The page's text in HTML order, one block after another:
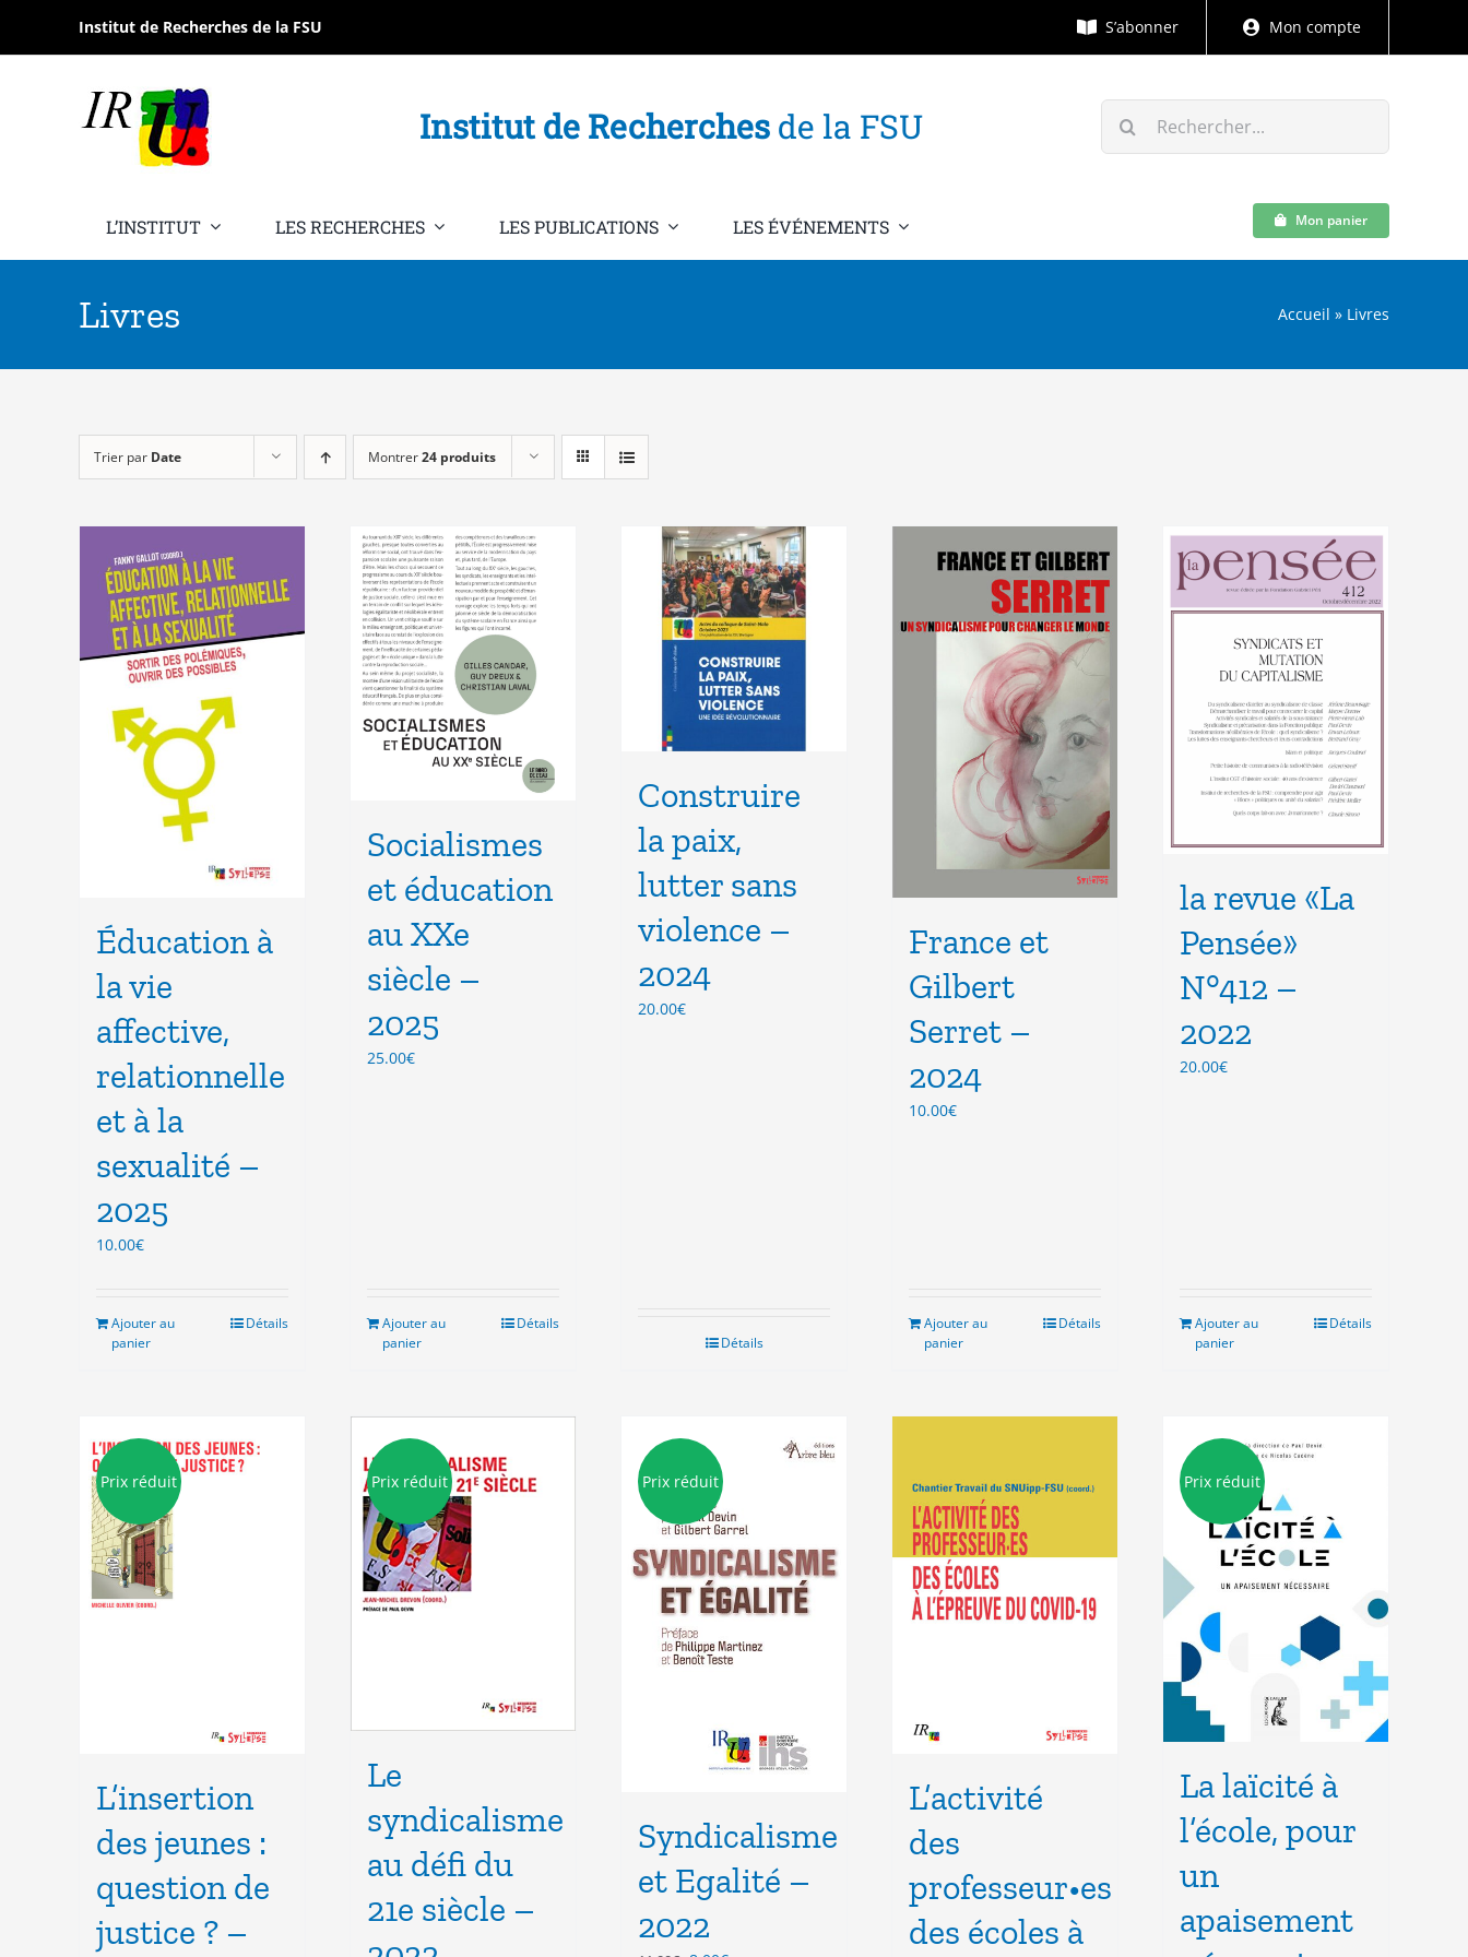
contenu
Institut de Recherches de la FSU S’abonner Mon compte
Institut de Recherchesde la FSU Rechercher:
L’INSTITUT LES RECHERCHES LES PUBLICATIONS LES ÉVÉNEMENTS Mon panier
Livres Accueil » Livres
Trier par Date Montrer24 produits
Éducation à
la vie
affective,
relationnelle
et à la
sexualité –
2025
10.00€
Ajouter au
panier
Détails
Socialismes
et éducation
au XXe
siècle –
2025
25.00€
Ajouter au
panier
Détails
Construire
la paix,
lutter sans
violence –
2024
20.00€
Détails
France et
Gilbert
Serret –
2024
10.00€
Ajouter au
panier
Détails
la revue «La
Pensée»
N°412 –
2022
20.00€
Ajouter au
panier
Détails
Prix réduit
L’insertion
des jeunes :
question de
justice ? –
Prix réduit
Le
syndicalisme
au défi du
21e siècle –
Prix réduit
Syndicalisme
et Egalité –
2022
L’activité
des
professeur•es
des écoles à
Prix réduit
La laïcité à
l’école, pour
un
apaisement